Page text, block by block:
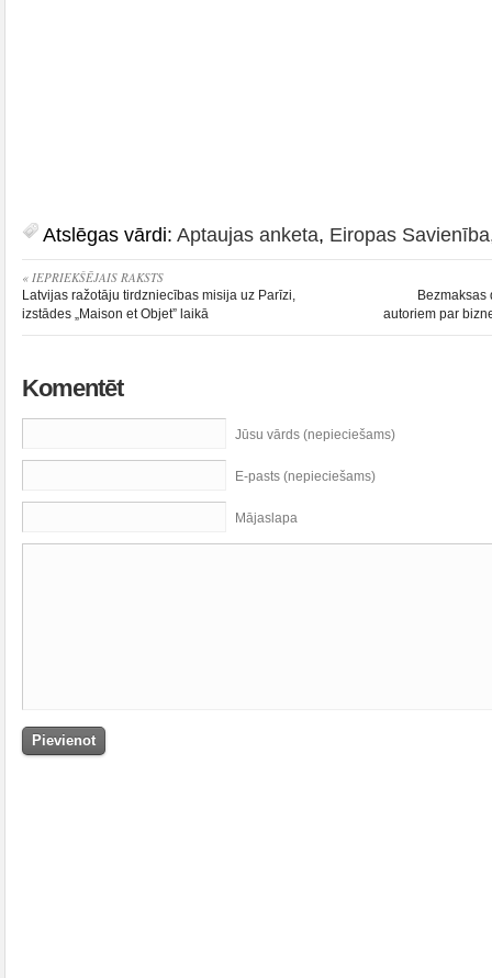
Atslēgas vārdi: Aptaujas anketa, Eiropas Savienība
« IEPRIEKŠĒJAIS RAKSTS
Latvijas ražotāju tirdzniecības misija uz Parīzi,
izstādes „Maison et Objet” laikā
autoriem par
Komentēt
Jūsu vārds (nepieciešams)
E-pasts (nepieciešams)
Mājaslapa